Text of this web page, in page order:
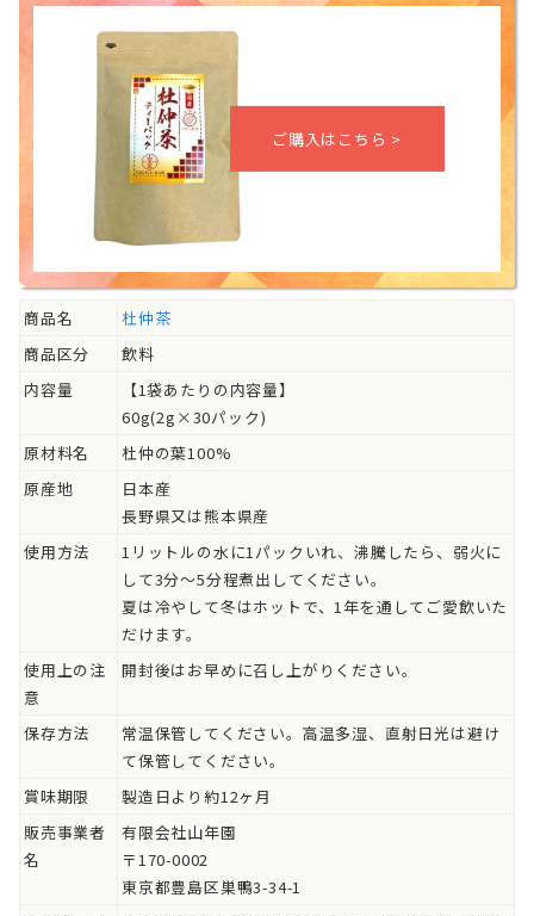
商品名
杜仲茶
商品区分
飲料
内容量
【1袋あたりの内容量】
60g(2g×30パック)
原材料名
杜仲の葉100%
原産地
日本産
長野県又は熊本県産
使用方法
1リットルの水に1パックいれ、沸騰したら、弱火に
して3分～5分程煮出してください。
夏は冷やして冬はホットで、1年を通してご愛飲いた
だけます。
使用上の注
意
開封後はお早めに召し上がりください。
保存方法
常温保管してください。高温多湿、直射日光は避け
て保管してください。
賞味期限
製造日より約12ヶ月
販売事業者
名
有限会社山年園
〒170-0002
東京都豊島区巣鴨3-34-1